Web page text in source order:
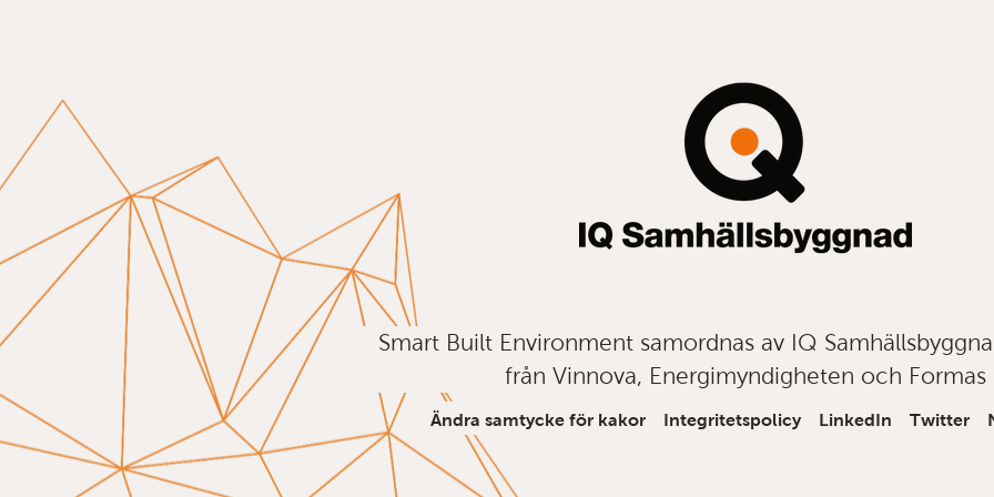
Smart Built Environment samordnas av IQ
från Vinnova, Energimyndigheten och Formas
Ändra samtycke för kakor Integritetspolicy LinkedIn Twitter